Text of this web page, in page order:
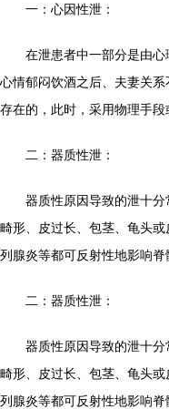
一：心因性泄：
在泄患者中一部分是由心
心情郁闷饮酒之后、夫妻关
存在的，此时，采用物理手段
二：器质性泄：
器质性原因导致的泄十分
畸形、皮过长、包茎、龟头
列腺炎等都可反射性地影响脊
二：器质性泄：
器质性原因导致的泄十分
畸形、皮过长、包茎、龟头
列腺炎等都可反射性地影响脊